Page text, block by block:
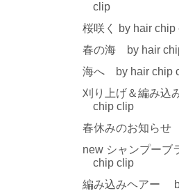
clip
桜咲く by hair chip
春の海 by hair
海へ by hair chip
刈り上げ＆編み込
chip clip
春休みのお知らせ
new シャンプーブ
chip clip
編み込みヘアー